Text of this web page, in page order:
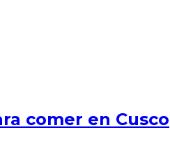
comer en Cusco